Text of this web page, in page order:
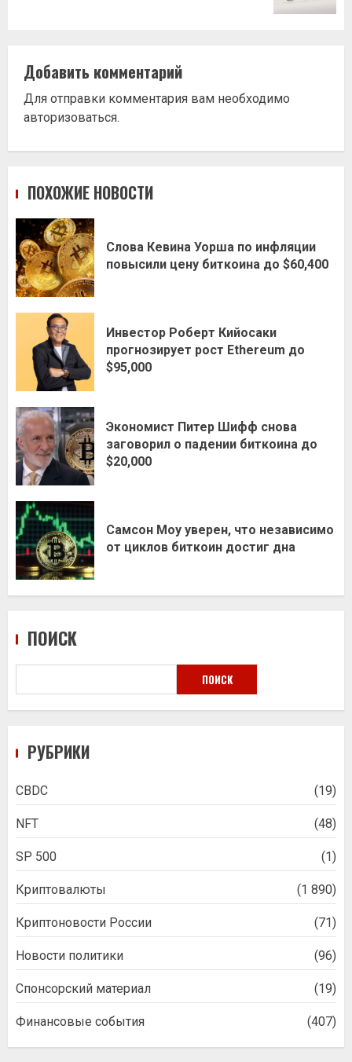
Добавить комментарий
Для отправки комментария вам необходимо
авторизоваться.
ПОХОЖИЕ НОВОСТИ
Слова Кевина Уорша по инфляции
повысили цену биткоина до $60,400
Инвестор Роберт Кийосаки
прогнозирует рост Ethereum до
$95,000
Экономист Питер Шифф снова
заговорил о падении биткоина до
$20,000
Самсон Моу уверен, что независимо
от циклов биткоин достиг дна
ПОИСК
ПОИСК
РУБРИКИ
CBDC (19)
NFT (48)
SP 500 (1)
Криптовалюты (1 890)
Криптоновости России (71)
Новости политики (96)
Спонсорский материал (19)
Финансовые события (407)